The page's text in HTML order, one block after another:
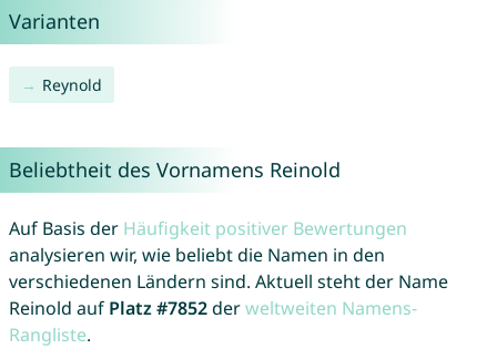
Varianten
Reynold
Beliebtheit des Vornamens Reinold
Auf Basis der Häufigkeit positiver Bewertungen
analysieren wir, wie beliebt die Namen in den
verschiedenen Ländern sind. Aktuell steht der Name
Reinold auf Platz #7852derweltweiten Namens-
Rangliste.